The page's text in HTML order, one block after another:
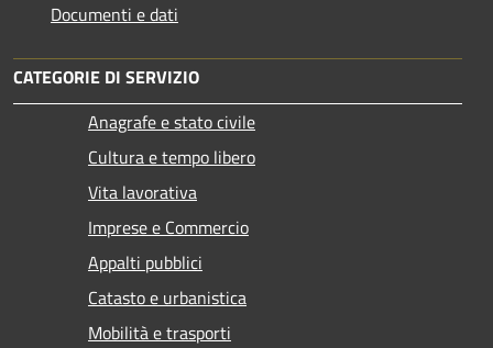
Documenti e dati
CATEGORIE DI SERVIZIO
Anagrafe e stato civile
Cultura e tempo libero
Vita lavorativa
Imprese e Commercio
Appalti pubblici
Catasto e urbanistica
Mobilità e trasporti